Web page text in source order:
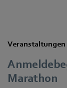
Veranstaltungen
Marathon